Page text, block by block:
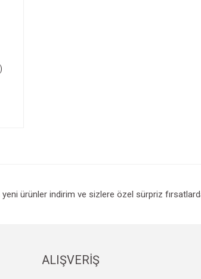
ürünler indirim ve sizlere özel sürpriz
ALIŞVERİŞ